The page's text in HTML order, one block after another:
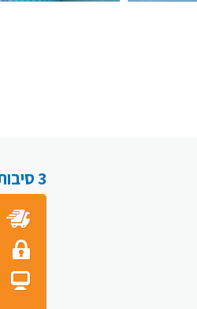
3 סיבות למה לעבור לפעמית אונליין: